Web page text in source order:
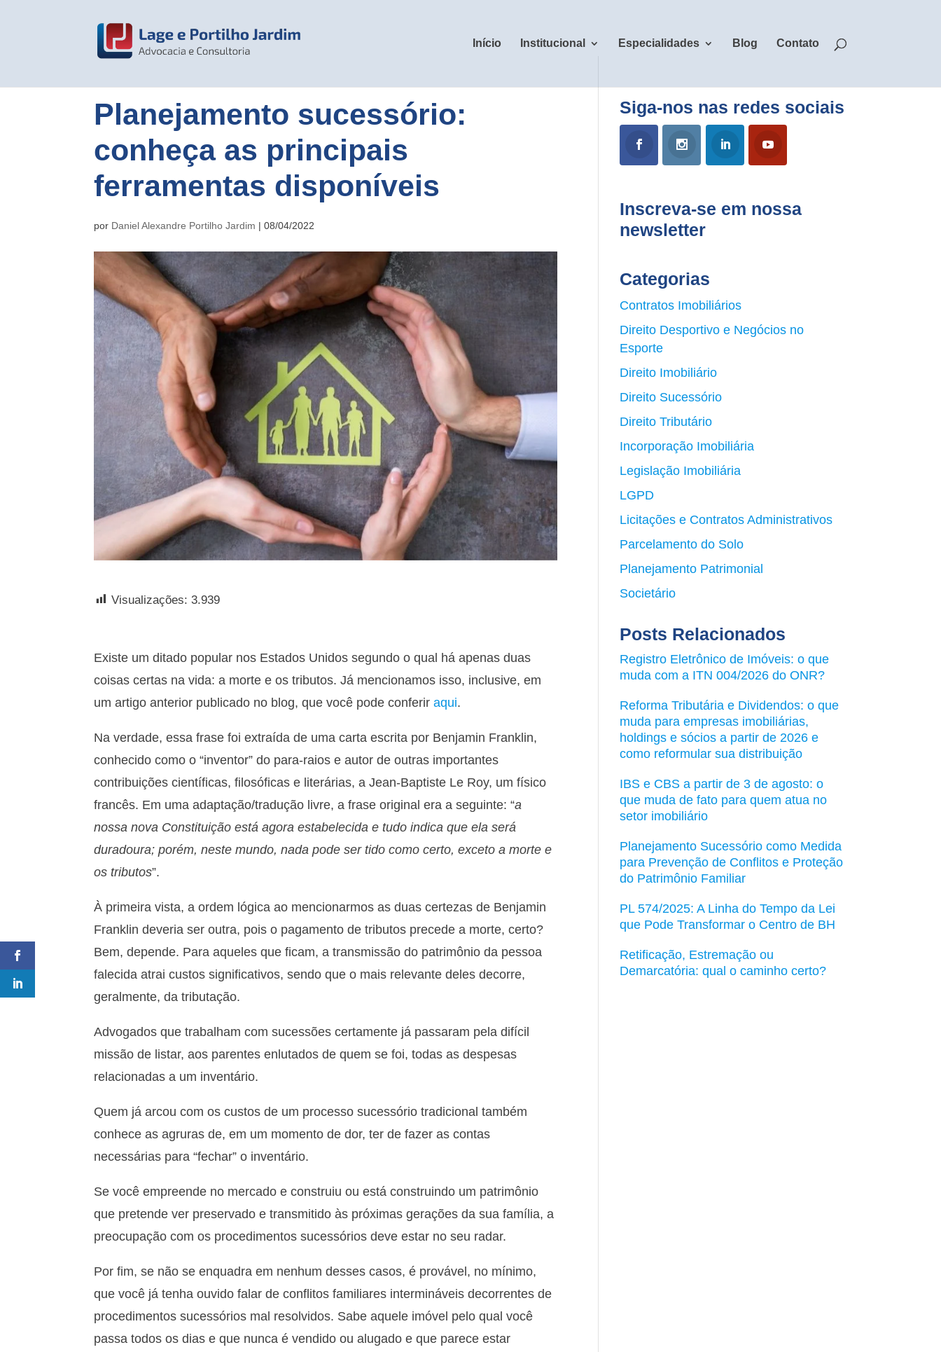
Início Institucional Especialidades Blog Contato
Planejamento sucessório:
conheça as principais
ferramentas disponíveis
por Daniel Alexandre Portilho Jardim |08/04/2022
Visualizações: 3.939
Existe um ditado popular nos Estados Unidos segundo o qual há apenas duas
coisas certas na vida: a morte e os tributos. Já mencionamos isso, inclusive, em
um artigo anterior publicado no blog, que você pode conferiraqui.
Na verdade, essa frase foi extraída de uma carta escrita por Benjamin Franklin,
conhecido como o “inventor” do para-raios e autor de outras importantes
contribuições científicas, filosóficas e literárias, a Jean-Baptiste Le Roy, um físico
francês. Em uma adaptação/tradução livre, a frase original era a seguinte: “a
nossa nova Constituição está agora estabelecida e tudo indica que ela será
duradoura; porém, neste mundo, nada pode ser tido como certo, exceto a morte e
os tributos”.
À primeira vista, a ordem lógica ao mencionarmos as duas certezas de Benjamin
Franklin deveria ser outra, pois o pagamento de tributos precede a morte, certo?
Bem, depende. Para aqueles que ficam, a transmissão do patrimônio da pessoa
falecida atrai custos significativos, sendo que o mais relevante deles decorre,
geralmente, da tributação.
Advogados que trabalham com sucessões certamente já passaram pela difícil
missão de listar, aos parentes enlutados de quem se foi, todas as despesas
relacionadas a um inventário.
Quem já arcou com os custos de um processo sucessório tradicional também
conhece as agruras de, em um momento de dor, ter de fazer as contas
necessárias para “fechar” o inventário.
Se você empreende no mercado e construiu ou está construindo um patrimônio
que pretende ver preservado e transmitido às próximas gerações da sua família, a
preocupação com os procedimentos sucessórios deve estar no seu radar.
Por fim, se não se enquadra em nenhum desses casos, é provável, no mínimo,
que você já tenha ouvido falar de conflitos familiares intermináveis decorrentes de
procedimentos sucessórios mal resolvidos. Sabe aquele imóvel pelo qual você
passa todos os dias e que nunca é vendido ou alugado e que parece estar
Siga-nos nas redes sociais
Inscreva-se em nossa
newsletter
Categorias
Contratos Imobiliários
Direito Desportivo e Negócios no
Esporte
Direito Imobiliário
Direito Sucessório
Direito Tributário
Incorporação Imobiliária
Legislação Imobiliária
LGPD
Licitações e Contratos Administrativos
Parcelamento do Solo
Planejamento Patrimonial
Societário
Posts Relacionados
Registro Eletrônico de Imóveis: o que
muda com a ITN 004/2026 do ONR?
Reforma Tributária e Dividendos: o que
muda para empresas imobiliárias,
holdings e sócios a partir de 2026 e
como reformular sua distribuição
IBS e CBS a partir de 3 de agosto: o
que muda de fato para quem atua no
setor imobiliário
Planejamento Sucessório como Medida
para Prevenção de Conflitos e Proteção
do Patrimônio Familiar
PL 574/2025: A Linha do Tempo da Lei
que Pode Transformar o Centro de BH
Retificação, Estremação ou
Demarcatória: qual o caminho certo?